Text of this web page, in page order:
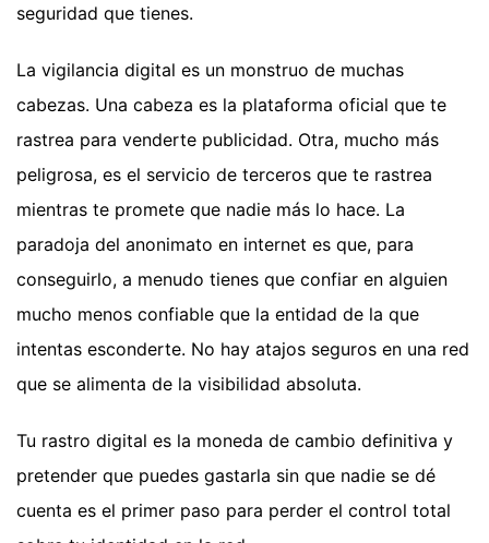
seguridad que tienes.
La vigilancia digital es un monstruo de muchas
cabezas. Una cabeza es la plataforma oficial que te
rastrea para venderte publicidad. Otra, mucho más
peligrosa, es el servicio de terceros que te rastrea
mientras te promete que nadie más lo hace. La
paradoja del anonimato en internet es que, para
conseguirlo, a menudo tienes que confiar en alguien
mucho menos confiable que la entidad de la que
intentas esconderte. No hay atajos seguros en una red
que se alimenta de la visibilidad absoluta.
Tu rastro digital es la moneda de cambio definitiva y
pretender que puedes gastarla sin que nadie se dé
cuenta es el primer paso para perder el control total